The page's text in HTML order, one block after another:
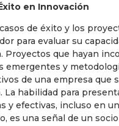
en Innovación
de éxito y los
para evaluar su
Proyectos que hayan
emergentes y
de una empresa que
La habilidad para
y efectivas, incluso en
es una señal de un socio